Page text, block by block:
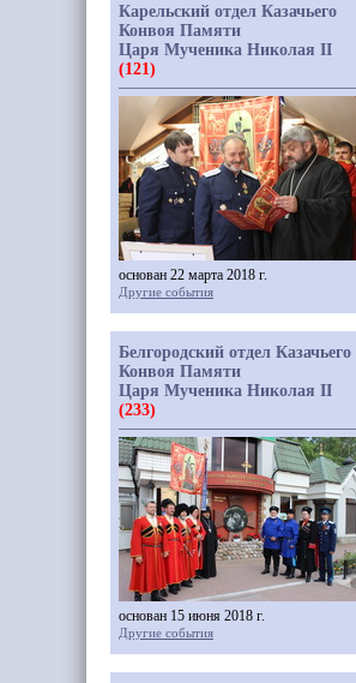
Карельский отдел Казачьего
Конвоя Памяти
Царя Мученика Николая II
(121)
основан 22 марта 2018 г.
Другие события
Белгородский отдел Казачьего
Конвоя Памяти
Царя Мученика Николая II
(233)
основан 15 июня 2018 г.
Другие события